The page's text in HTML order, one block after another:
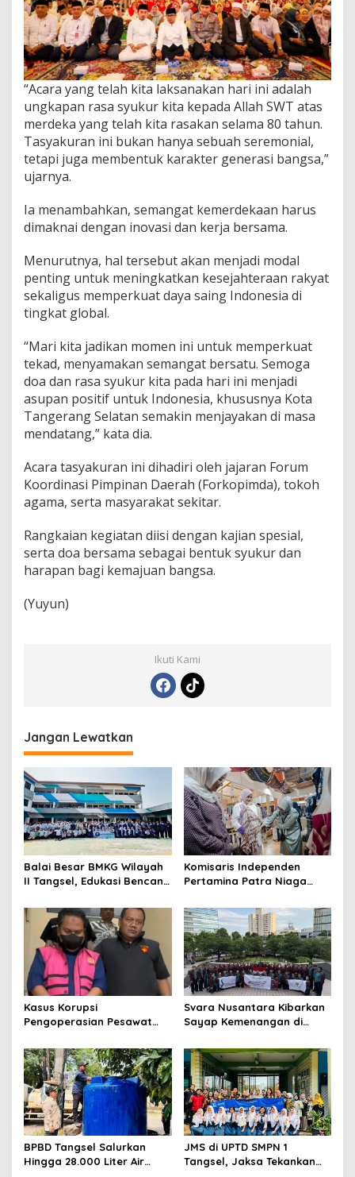
“Acara yang telah kita laksanakan hari ini adalah
ungkapan rasa syukur kita kepada Allah SWT atas
merdeka yang telah kita rasakan selama 80 tahun.
Tasyakuran ini bukan hanya sebuah seremonial,
tetapi juga membentuk karakter generasi bangsa,”
ujarnya.
Ia menambahkan, semangat kemerdekaan harus
dimaknai dengan inovasi dan kerja bersama.
Menurutnya, hal tersebut akan menjadi modal
penting untuk meningkatkan kesejahteraan rakyat
sekaligus memperkuat daya saing Indonesia di
tingkat global.
“Mari kita jadikan momen ini untuk memperkuat
tekad, menyamakan semangat bersatu. Semoga
doa dan rasa syukur kita pada hari ini menjadi
asupan positif untuk Indonesia, khususnya Kota
Tangerang Selatan semakin menjayakan di masa
mendatang,” kata dia.
Acara tasyakuran ini dihadiri oleh jajaran Forum
Koordinasi Pimpinan Daerah (Forkopimda), tokoh
agama, serta masyarakat sekitar.
Rangkaian kegiatan diisi dengan kajian spesial,
serta doa bersama sebagai bentuk syukur dan
harapan bagi kemajuan bangsa.
(Yuyun)
Ikuti Kami
Jangan Lewatkan
Balai Besar BMKG Wilayah
II Tangsel, Edukasi Bencana
kepada pelajar UPTD SMPN
23
Komisaris Independen
Pertamina Patra Niaga
Mitra Binaan dengan
Sentuhan Kemanusiaan dan
Keberlanjutan
Kasus Korupsi
Pengoperasian Pesawat
Development Ditetapkan
Tersangka
Svara Nusantara Kibarkan
Sayap Kemenangan di
BPBD Tangsel Salurkan
Hingga 28.000 Liter Air
JMS di UPTD SMPN 1
Tangsel, Jaksa Tekankan